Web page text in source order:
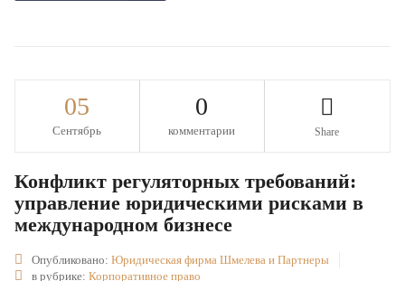
05
Сентябрь
0
комментарии Share
Конфликт регуляторных требований:
управление юридическими рисками в
международном бизнесе
Опубликовано: Юридическая фирма Шмелева и Партнеры
в рубрике: Корпоративное право